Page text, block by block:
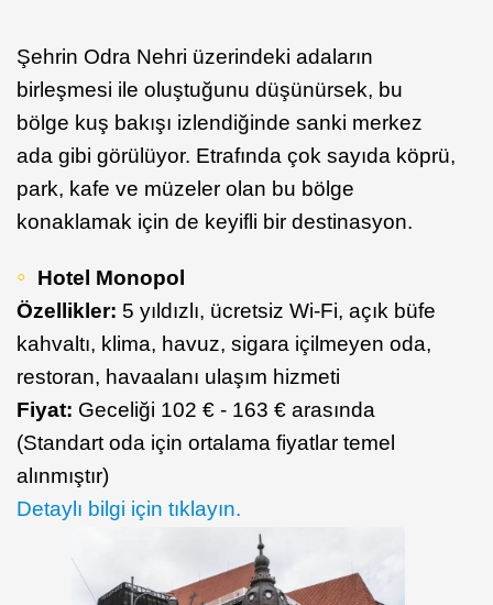
Şehrin Odra Nehri üzerindeki adaların
birleşmesi ile oluştuğunu düşünürsek, bu
bölge kuş bakışı izlendiğinde sanki merkez
ada gibi görülüyor. Etrafında çok sayıda köprü,
park, kafe ve müzeler olan bu bölge
konaklamak için de keyifli bir destinasyon.
Hotel Monopol
Özellikler: 5 yıldızlı, ücretsiz Wi-Fi, açık büfe
kahvaltı, klima, havuz, sigara içilmeyen oda,
restoran, havaalanı ulaşım hizmeti
Fiyat: Geceliği 102 € - 163 € arasında
(Standart oda için ortalama fiyatlar temel
alınmıştır)
Detaylı bilgi için tıklayın.